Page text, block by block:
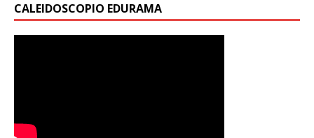
CALEIDOSCOPIO EDURAMA